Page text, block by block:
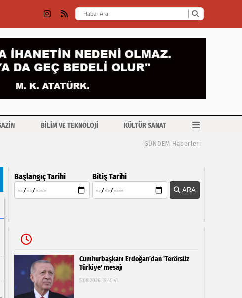
BİLİM VE TEKNOLOJİ KÜLTÜR SANAT
GÜNDEM Haberleri
Başlangıç Tarihi Bitiş Tarihi
ARA
Cumhurbaşkanı Erdoğan’dan 'Terörsüz
Türkiye' mesajı
5.08.2026 19:40:41